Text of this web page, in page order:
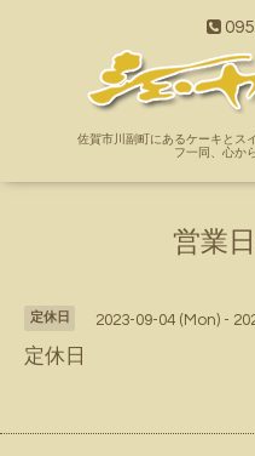
佐賀市川副町にあるケーキとス
フ一同、心か
営業
定休日 2023-09-04 (Mon) -
定休日